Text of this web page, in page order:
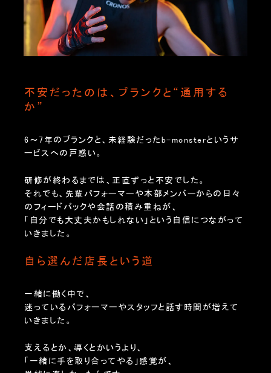
不安だったのは、ブランクと“通用する
か”
6〜7年のブランクと、未経験だったb-monsterというサ
ービスへの戸惑い。
研修が終わるまでは、正直ずっと不安でした。
それでも、先輩パフォーマーや本部メンバーからの日々
のフィードバックや会話の積み重ねが、
「自分でも大丈夫かもしれない」という自信につながって
いきました。
自ら選んだ店長という道
一緒に働く中で、
迷っているパフォーマーやスタッフと話す時間が増えて
いきました。
支えるとか、導くとかいうより、
「一緒に手を取り合ってやる」感覚が、